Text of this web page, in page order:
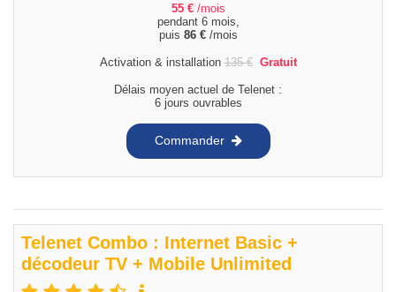
55 € /mois
pendant 6 mois,
puis 86 €/mois
Activation & installation135€ Gratuit
Délais moyen actuel de Telenet :
6 jours ouvrables
Commander
Telenet Combo : Internet Basic +
décodeur TV + Mobile Unlimited